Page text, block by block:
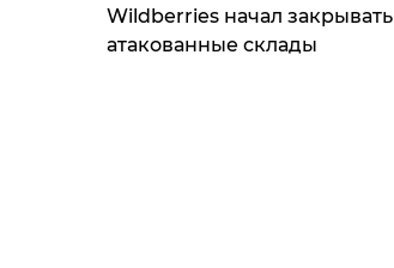
Wildberries начал закрывать
атакованные склады